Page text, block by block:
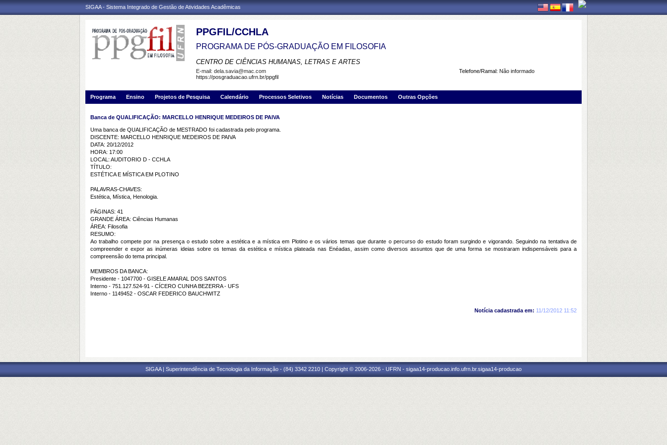
SIGAA - Sistema Integrado de Gestão de Atividades Acadêmicas
PPGFIL/CCHLA
PROGRAMA DE PÓS-GRADUAÇÃO EM FILOSOFIA
CENTRO DE CIÊNCIAS HUMANAS, LETRAS E ARTES
Telefone/Ramal: Não informado
E-mail: dela.savia@mac.com
https://posgraduacao.ufrn.br/ppgfil
Programa Ensino Projetos de Pesquisa Calendário Processos Seletivos Notícias Documentos Outras Opções
Banca de QUALIFICAÇÃO: MARCELLO HENRIQUE MEDEIROS DE PAIVA
Uma banca de QUALIFICAÇÃO de MESTRADO foi cadastrada pelo programa.
DISCENTE: MARCELLO HENRIQUE MEDEIROS DE PAIVA
DATA: 20/12/2012
HORA: 17:00
LOCAL: AUDITORIO D - CCHLA
TÍTULO:
ESTÉTICA E MÍSTICA EM PLOTINO
PALAVRAS-CHAVES:
Estética, Mística, Henologia.
PÁGINAS: 41
GRANDE ÁREA: Ciências Humanas
ÁREA: Filosofia
RESUMO:
Ao trabalho compete por na presença o estudo sobre a estética e a mística em Plotino e os vários temas que durante o percurso do estudo foram surgindo e vigorando. Seguindo na tentativa de
compreender e expor as inúmeras ideias sobre os temas da estética e mística plateada nas Enéadas, assim como diversos assuntos que de uma forma se mostraram indispensáveis para a
compreensão do tema principal.
MEMBROS DA BANCA:
Presidente - 1047700 - GISELE AMARAL DOS SANTOS
Interno - 751.127.524-91 - CÍCERO CUNHA BEZERRA - UFS
Interno - 1149452 - OSCAR FEDERICO BAUCHWITZ
Notícia cadastrada em: 11/12/2012 11:52
SIGAA | Superintendência de Tecnologia da Informação - (84) 3342 2210 | Copyright © 2006-2026 - UFRN - sigaa14-producao.info.ufrn.br.sigaa14-producao